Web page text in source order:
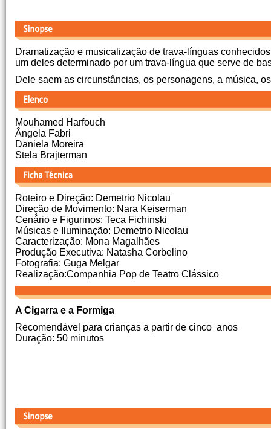
Dramatização e musicalização de trava-línguas
um deles determinado por um trava-língua que serve de
Dele saem as circunstâncias, os personagens, a música,
Mouhamed Harfouch
Ângela Fabri
Daniela Moreira
Stela Brajterman
Roteiro e Direção: Demetrio Nicolau
Direção de Movimento: Nara Keiserman
Cenário e Figurinos: Teca Fichinski
Músicas e Iluminação: Demetrio Nicolau
Caracterização: Mona Magalhães
Produção Executiva: Natasha Corbelino
Fotografia: Guga Melgar
Realização:Companhia Pop de Teatro Clássico
A Cigarra e a Formiga
Recomendável para crianças a partir de cinco anos
Duração: 50 minutos